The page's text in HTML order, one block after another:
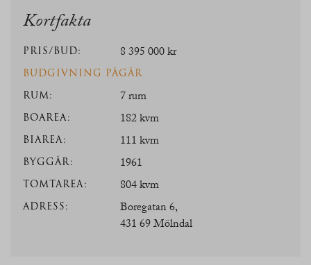
Kortfakta
PRIS/BUD: 8 395 000 kr
BUDGIVNING PÅGÅR
RUM:
7 rum
BOAREA: 182 kvm
BIAREA: 111 kvm
BYGGÅR: 1961
TOMTAREA: 804 kvm
ADRESS:
Boregatan 6,
431 69 Mölndal